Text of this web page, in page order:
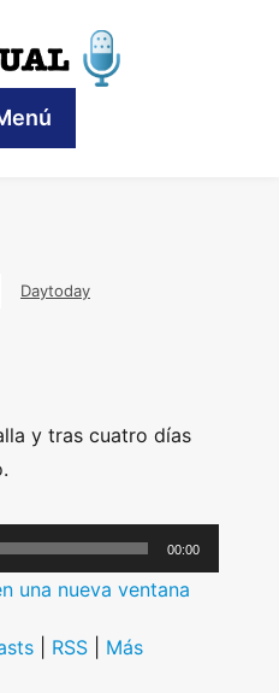
Daytoday
y tras cuatro días
00:00
una nueva ventana
RSS Más